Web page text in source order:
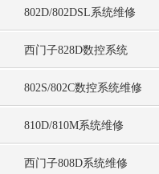
802D/802DSL系统维修
西门子828D数控系统
802S/802C数控系统维修
810D/810M系统维修
西门子808D系统维修